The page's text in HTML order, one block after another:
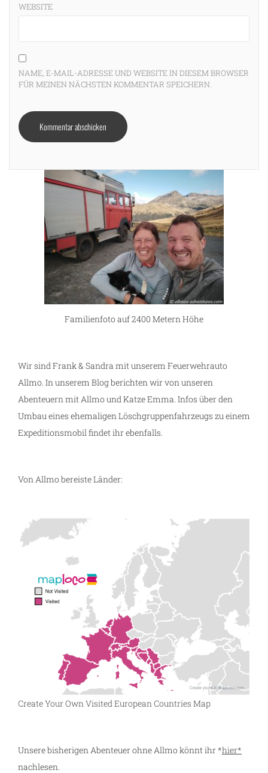
WEBSITE
NAME, E-MAIL-ADRESSE UND WEBSITE IN DIESEM BROWSER
FÜR MEINEN NÄCHSTEN KOMMENTAR SPEICHERN.
Familienfoto auf 2400 Metern Höhe
Wir sind Frank & Sandra mit unserem Feuerwehrauto
Allmo. In unserem Blog berichten wir von unseren
Abenteuern mit Allmo und Katze Emma. Infos über den
Umbau eines ehemaligen Löschgruppenfahrzeugs zu einem
Expeditionsmobil findet ihr ebenfalls.
Von Allmo bereiste Länder:
Create Your Own Visited European Countries Map
Unsere bisherigen Abenteuer ohne Allmo könnt ihr *hier*
nachlesen.